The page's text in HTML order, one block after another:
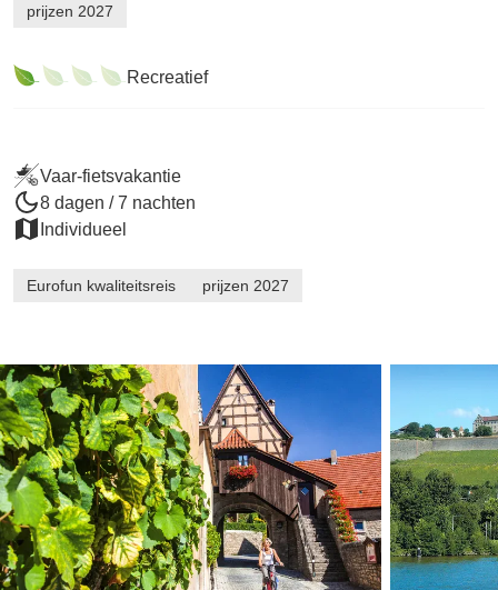
prijzen 2027
Vaar-fietsvakantie
8 dagen / 7 nachten
Individueel
Eurofun kwaliteitsreis prijzen 2027
Recreatief